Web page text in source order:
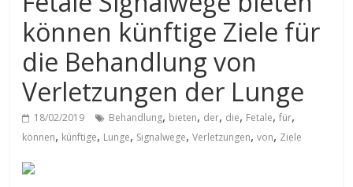
können künftige Ziele für
die Behandlung von
Verletzungen der Lunge
18/02/2019 Behandlung, bieten, der, die, Fetale,für,
können, künftige, Lunge, Signalwege,Verletzungen,von, Ziele